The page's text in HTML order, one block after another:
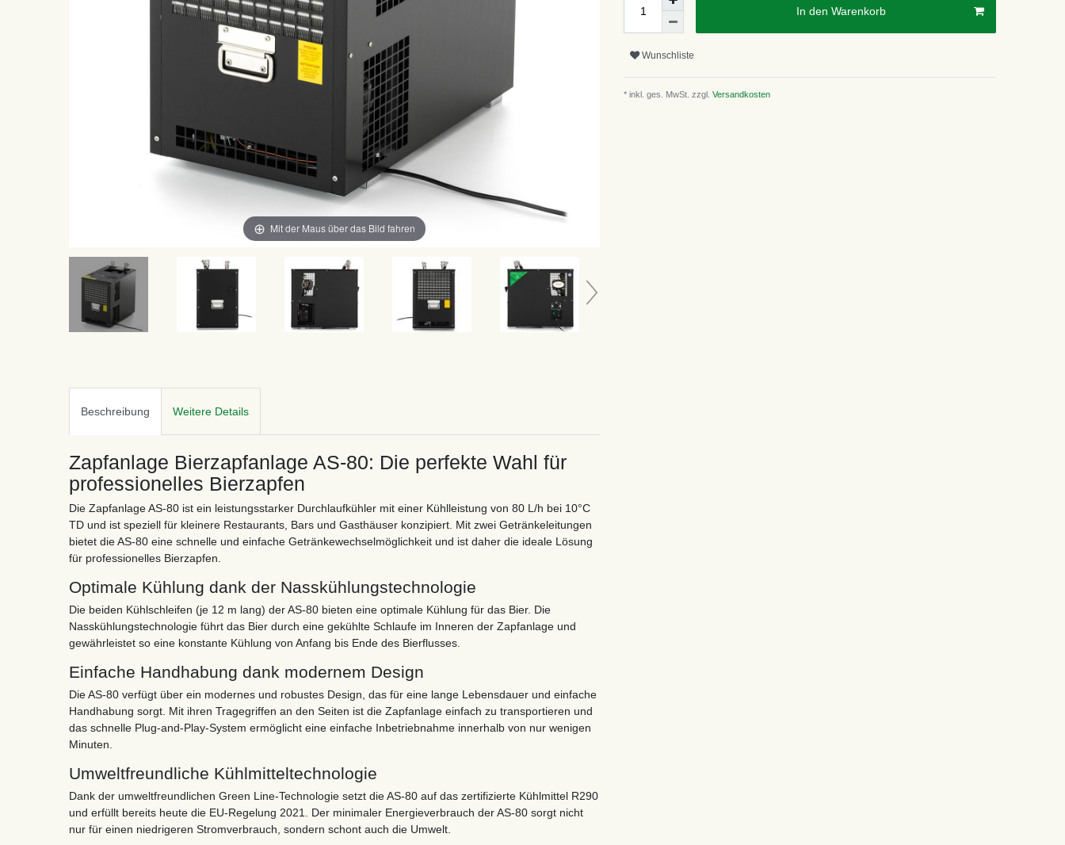
Mit der Maus über das Bild fahren
In den Warenkorb
Wunschliste
* inkl. ges. MwSt. zzgl. Versandkosten
Beschreibung Weitere Details
Zapfanlage Bierzapfanlage AS-80: Die perfekte Wahl für
professionelles Bierzapfen
Die Zapfanlage AS-80 ist ein leistungsstarker Durchlaufkühler mit einer Kühlleistung von 80 L/h bei 10°C
TD und ist speziell für kleinere Restaurants, Bars und Gasthäuser konzipiert. Mit zwei Getränkeleitungen
bietet die AS-80 eine schnelle und einfache Getränkewechselmöglichkeit und ist daher die ideale Lösung
für professionelles Bierzapfen.
Optimale Kühlung dank der Nasskühlungstechnologie
Die beiden Kühlschleifen (je 12 m lang) der AS-80 bieten eine optimale Kühlung für das Bier. Die
Nasskühlungstechnologie führt das Bier durch eine gekühlte Schlaufe im Inneren der Zapfanlage und
gewährleistet so eine konstante Kühlung von Anfang bis Ende des Bierflusses.
Einfache Handhabung dank modernem Design
Die AS-80 verfügt über ein modernes und robustes Design, das für eine lange Lebensdauer und einfache
Handhabung sorgt. Mit ihren Tragegriffen an den Seiten ist die Zapfanlage einfach zu transportieren und
das schnelle Plug-and-Play-System ermöglicht eine einfache Inbetriebnahme innerhalb von nur wenigen
Minuten.
Umweltfreundliche Kühlmitteltechnologie
Dank der umweltfreundlichen Green Line-Technologie setzt die AS-80 auf das zertifizierte Kühlmittel R290
und erfüllt bereits heute die EU-Regelung 2021. Der minimaler Energieverbrauch der AS-80 sorgt nicht
nur für einen niedrigeren Stromverbrauch, sondern schont auch die Umwelt.